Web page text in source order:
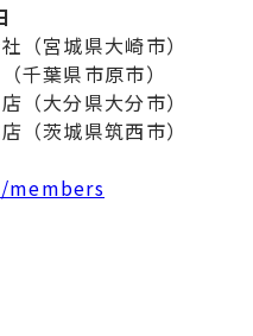
（宮城県大崎市）
千葉県市原市）
（大分県大分市）
（茨城県筑西市）